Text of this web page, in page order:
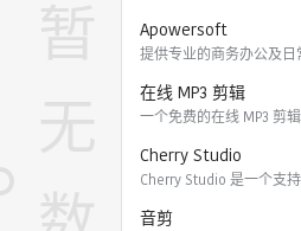
Apowersoft
在线 MP3 剪辑
Cherry Studio
Cherry Studio 是一个支
音剪